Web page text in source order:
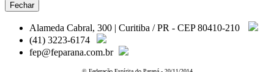
Fechar
Alameda Cabral, 300 | Curitiba / PR - CEP 80410-210
(41) 3223-6174
fep@feparana.com.br